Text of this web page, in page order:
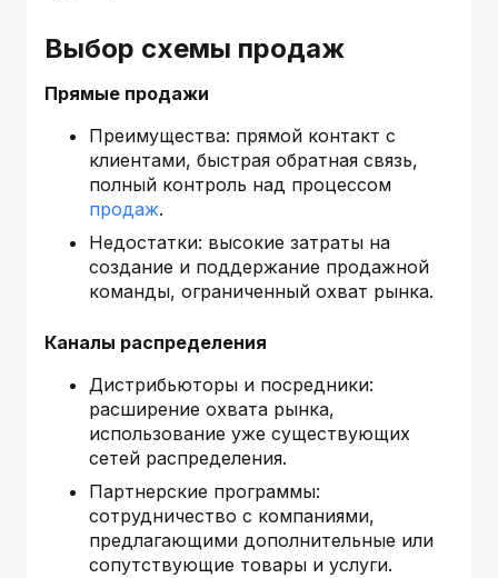
Выбор схемы продаж
Прямые продажи
Преимущества: прямой контакт с
клиентами, быстрая обратная связь,
полный контроль над процессом
продаж.
Недостатки: высокие затраты на
создание и поддержание продажной
команды, ограниченный охват рынка.
Каналы распределения
Дистрибьюторы и посредники:
расширение охвата рынка,
использование уже существующих
сетей распределения.
Партнерские программы:
сотрудничество с компаниями,
предлагающими дополнительные или
сопутствующие товары и услуги.